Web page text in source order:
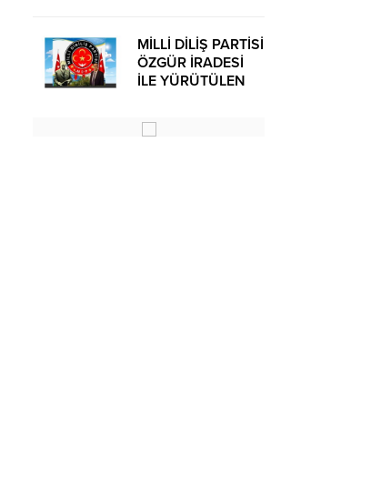
Basın Açıklaması
MİLLİ DİLİŞ PARTİSİ
ÖZGÜR İRADESİ
İLE YÜRÜTÜLEN
OLUŞUMUDUR